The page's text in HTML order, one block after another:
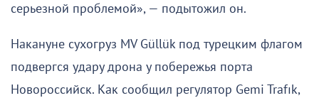
серьезной проблемой», — подытожил он.
Накануне сухогруз MV Güllük под турецким флагом
подвергся удару дрона у побережья порта
Новороссийск. Как сообщил регулятор Gemi Trafık,